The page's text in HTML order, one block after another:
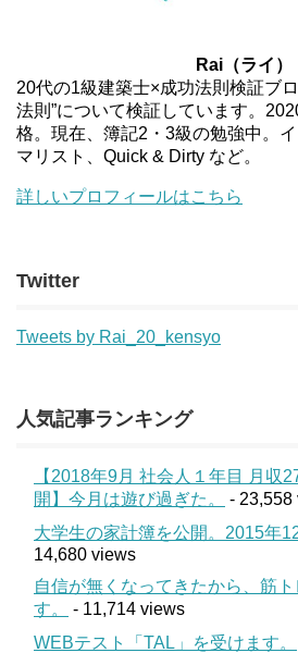
Rai（ライ）
20代の1級建築士×成功法則検証ブ
法則”について検証しています。
格。現在、簿記2・3級の勉強中。
マリスト、Quick & Dirty など。
詳しいプロフィールはこちら
Twitter
Tweets by Rai_20_kensyo
人気記事ランキング
【2018年9月 社会人１年目 月収
開】今月は遊び過ぎた。
- 23,558
大学生の家計簿を公開。2015年
14,680 views
自信が無くなってきたから、筋
す。
- 11,714 views
WEBテスト「TAL」を受けます。